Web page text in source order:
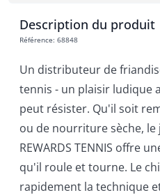
Description du produit
Référence: 68848
Un distributeur de
tennis - un plaisir ludique
peut résister. Qu'il soit
ou de nourriture sèche,
REWARDS TENNIS offre
qu'il roule et tourne. Le
rapidement la technique